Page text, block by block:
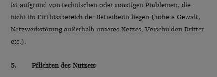
ist aufgrund von technischen oder sonstigen Problemen, die
nicht im Einflussbereich der Betreiberin liegen (höhere Gewalt,
Netzwerkstörung außerhalb unseres Netzes, Verschulden Dritter
etc.).
5. Pflichten des Nutzers